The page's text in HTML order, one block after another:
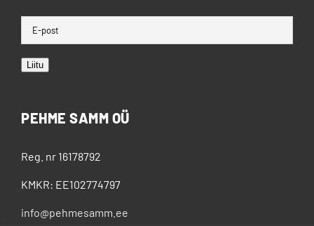
Liitu
PEHME SAMM OÜ
Reg. nr 16178792
KMKR: EE102774797
info@pehmesamm.ee